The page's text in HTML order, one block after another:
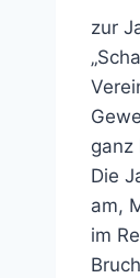
zur
ganz
Die
am,
im